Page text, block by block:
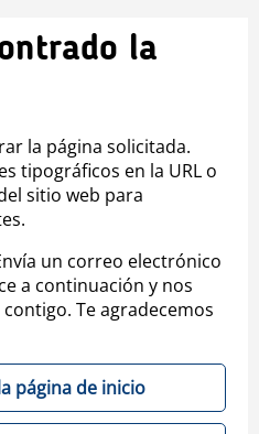
la
la página solicitada.
tipográficos en la URL o
sitio web para
un correo electrónico
a continuación y nos
Te agradecemos
página de inicio